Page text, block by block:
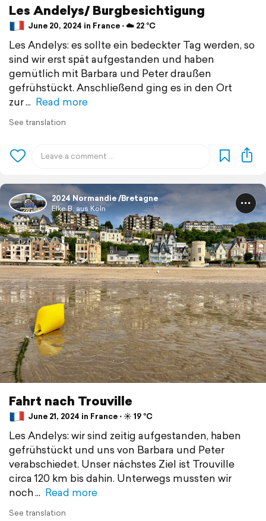
Les Andelys/ Burgbesichtigung
June 20, 2024 in France ⋅ ☁️ 22 °C
Les Andelys: es sollte ein bedeckter Tag werden, so
sind wir erst spät aufgestanden und haben
gemütlich mit Barbara und Peter draußen
gefrühstückt. Anschließend ging es in den Ort
zur
Read more
See translation
2024 Normandie /Bretagne
Elke B. aus Köln
Fahrt nach Trouville
June 21, 2024 in France ⋅ ☀️ 19 °C
Les Andelys: wir sind zeitig aufgestanden, haben
gefrühstückt und uns von Barbara und Peter
verabschiedet. Unser nächstes Ziel ist Trouville
circa 120 km bis dahin. Unterwegs mussten wir
noch
Read more
See translation